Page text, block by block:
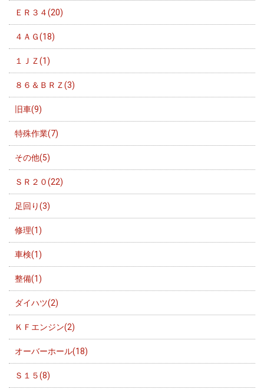
ＥＲ３４(20)
４ＡＧ(18)
１ＪＺ(1)
８６＆ＢＲＺ(3)
旧車(9)
特殊作業(7)
その他(5)
ＳＲ２０(22)
足回り(3)
修理(1)
車検(1)
整備(1)
ダイハツ(2)
ＫＦエンジン(2)
オーバーホール(18)
Ｓ１５(8)